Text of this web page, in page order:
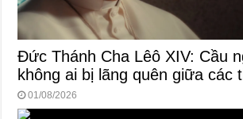
Đức Thánh Cha Lêô XIV: Cầu
không ai bị lãng quên giữa các
01/08/2026